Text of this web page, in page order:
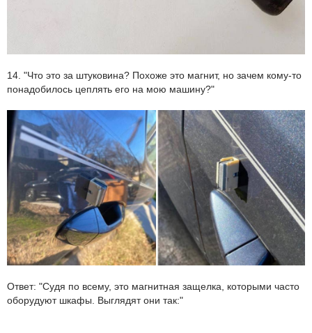
14. "Что это за штуковина? Похоже это магнит, но зачем кому-то
понадобилось цеплять его на мою машину?"
Ответ: "Судя по всему, это магнитная защелка, которыми часто
оборудуют шкафы. Выглядят они так:"